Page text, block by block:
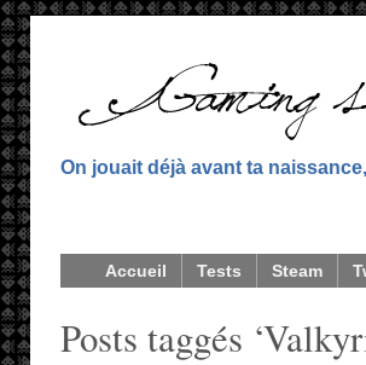
On jouait déjà avant ta
Accueil Tests Steam
Posts taggés